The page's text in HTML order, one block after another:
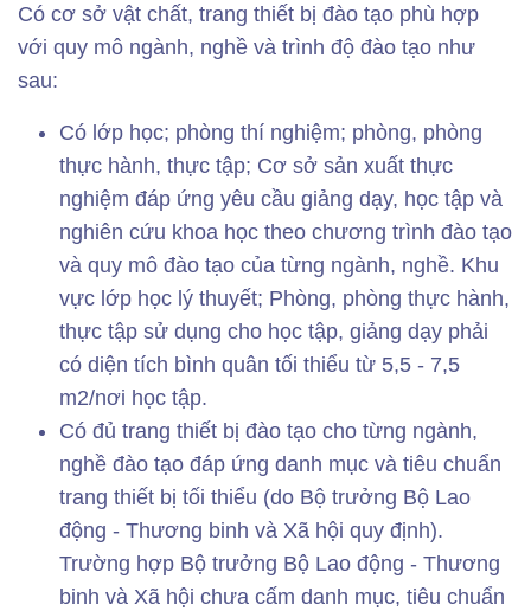
Có cơ sở vật chất, trang thiết bị đào tạo phù hợp
với quy mô ngành, nghề và trình độ đào tạo như
sau:
Có lớp học; phòng thí nghiệm; phòng, phòng
thực hành, thực tập; Cơ sở sản xuất thực
nghiệm đáp ứng yêu cầu giảng dạy, học tập và
nghiên cứu khoa học theo chương trình đào tạo
và quy mô đào tạo của từng ngành, nghề. Khu
vực lớp học lý thuyết; Phòng, phòng thực hành,
thực tập sử dụng cho học tập, giảng dạy phải
có diện tích bình quân tối thiểu từ 5,5 - 7,5
m2/nơi học tập.
Có đủ trang thiết bị đào tạo cho từng ngành,
nghề đào tạo đáp ứng danh mục và tiêu chuẩn
trang thiết bị tối thiểu (do Bộ trưởng Bộ Lao
động - Thương binh và Xã hội quy định).
Trường hợp Bộ trưởng Bộ Lao động - Thương
binh và Xã hội chưa cấm danh mục, tiêu chuẩn